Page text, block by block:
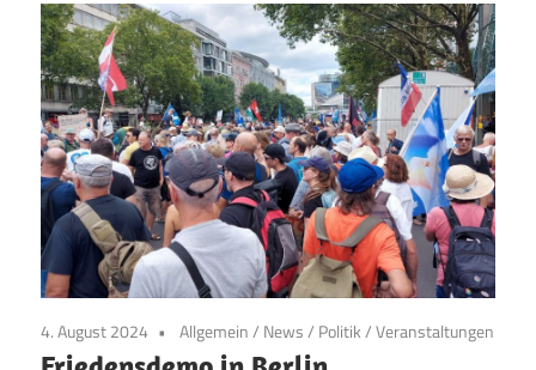
4. August 2024 Allgemein/ News/ Politik/Veranstaltungen